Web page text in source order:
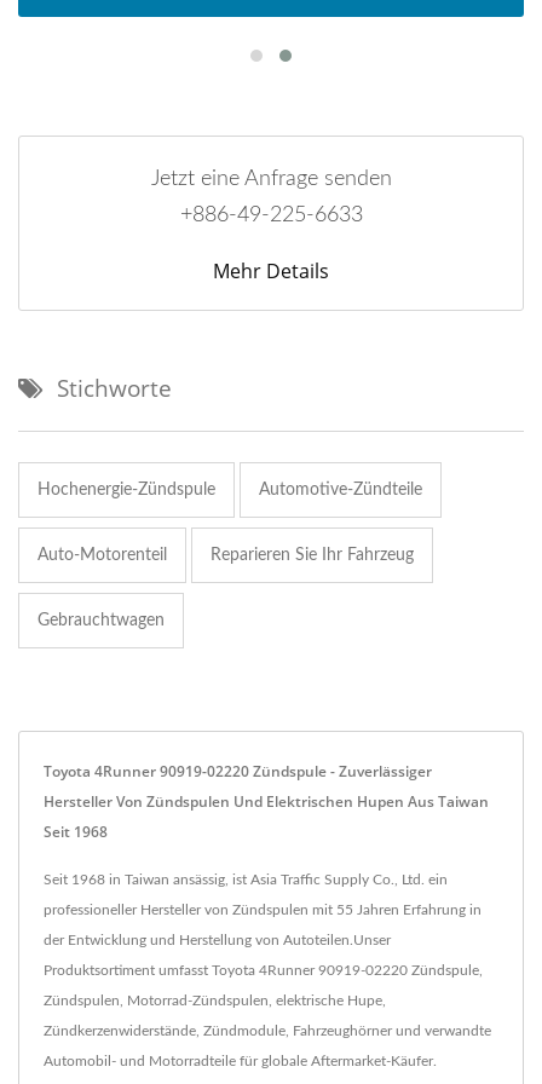
Jetzt eine Anfrage senden
+886-49-225-6633
Mehr Details
Stichworte
Hochenergie-Zündspule Automotive-Zündteile
Auto-Motorenteil Reparieren Sie Ihr Fahrzeug
Gebrauchtwagen
Toyota 4Runner 90919-02220 Zündspule - Zuverlässiger
Hersteller Von Zündspulen Und Elektrischen Hupen Aus Taiwan
Seit 1968
Seit 1968 in Taiwan ansässig, ist Asia Traffic Supply Co., Ltd. ein
professioneller Hersteller von Zündspulen mit 55 Jahren Erfahrung in
der Entwicklung und Herstellung von Autoteilen.Unser
Produktsortiment umfasst Toyota 4Runner 90919-02220 Zündspule,
Zündspulen, Motorrad-Zündspulen, elektrische Hupe,
Zündkerzenwiderstände, Zündmodule, Fahrzeughörner und verwandte
Automobil- und Motorradteile für globale Aftermarket-Käufer.